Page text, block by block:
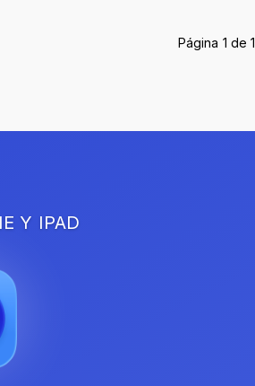
Página 1 de 1
Y IPAD